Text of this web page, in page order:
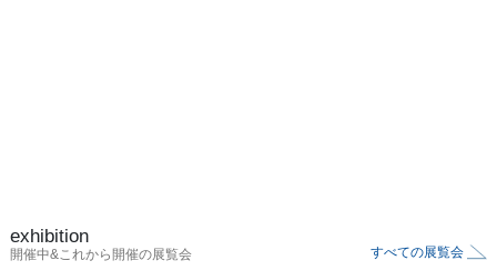
exhibition
開催中&これから開催の展覧会 すべての展覧会